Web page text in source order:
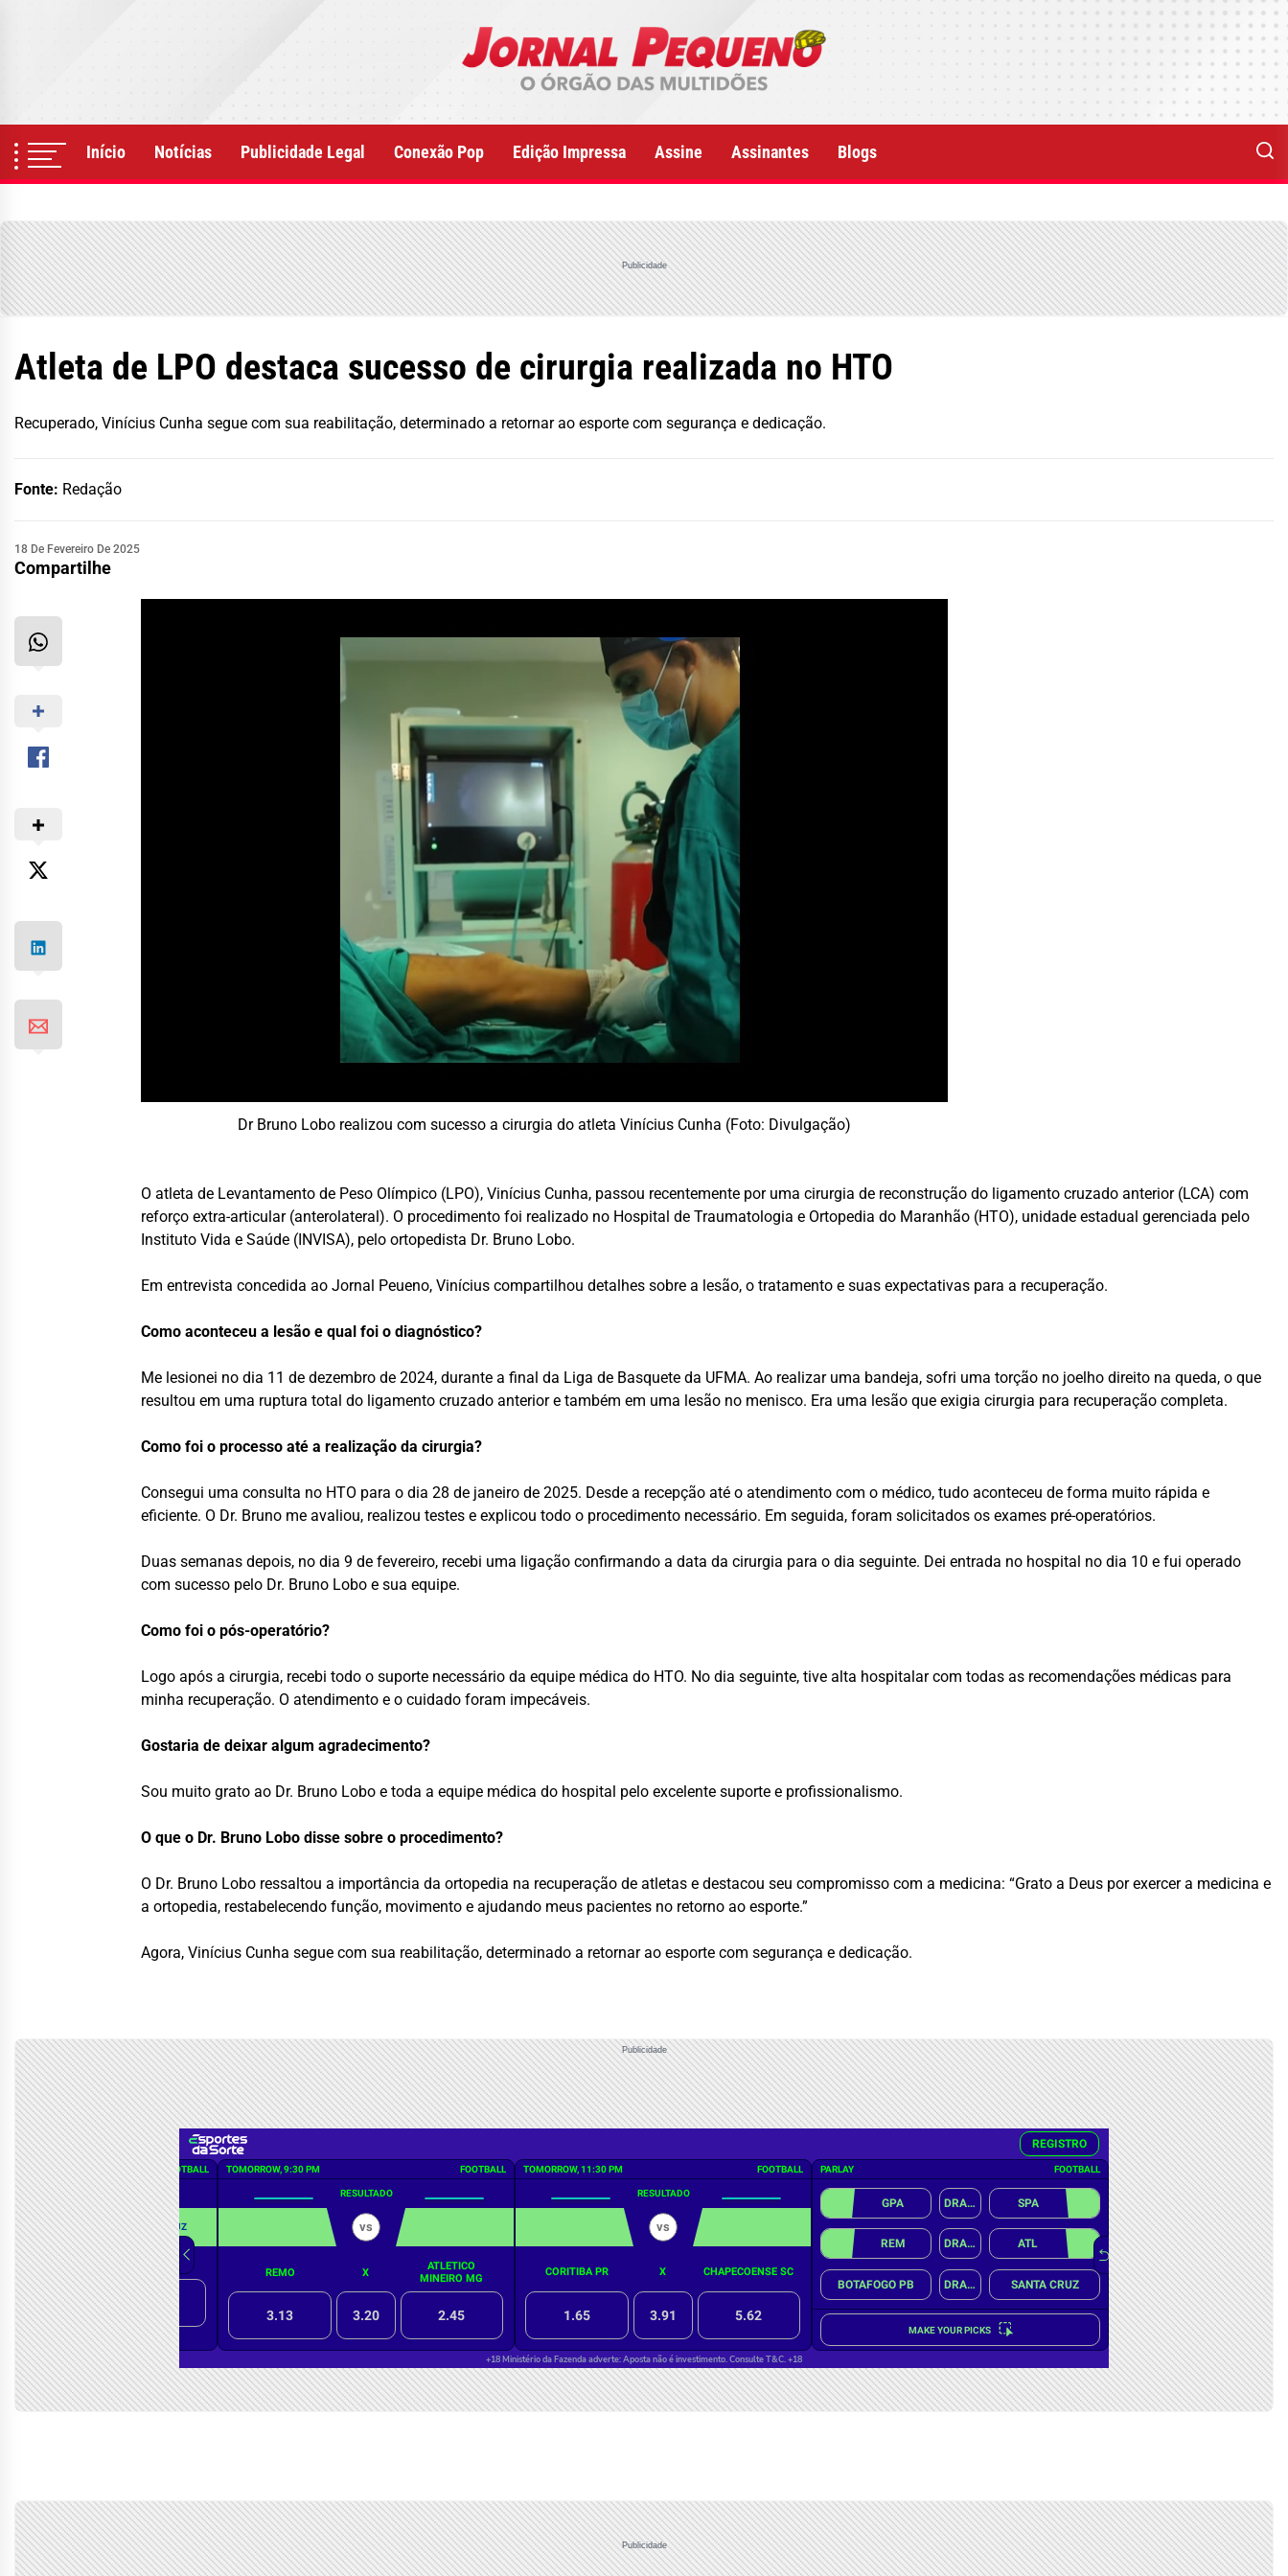
Início Notícias Publicidade Legal Conexão Pop Edição Impressa Assine Assinantes Blogs
Publicidade
Atleta de LPO destaca sucesso de cirurgia realizada no HTO
Recuperado, Vinícius Cunha segue com sua reabilitação, determinado a retornar ao esporte com segurança e dedicação.
Fonte: Redação
18 De Fevereiro De 2025
Compartilhe
Dr Bruno Lobo realizou com sucesso a cirurgia do atleta Vinícius Cunha (Foto: Divulgação)
O atleta de Levantamento de Peso Olímpico (LPO), Vinícius Cunha, passou recentemente por uma cirurgia de reconstrução do ligamento cruzado anterior (LCA) com
reforço extra-articular (anterolateral). O procedimento foi realizado no Hospital de Traumatologia e Ortopedia do Maranhão (HTO), unidade estadual gerenciada pelo
Instituto Vida e Saúde (INVISA), pelo ortopedista Dr. Bruno Lobo.
Em entrevista concedida ao Jornal Peueno, Vinícius compartilhou detalhes sobre a lesão, o tratamento e suas expectativas para a recuperação.
Como aconteceu a lesão e qual foi o diagnóstico?
Me lesionei no dia 11 de dezembro de 2024, durante a final da Liga de Basquete da UFMA. Ao realizar uma bandeja, sofri uma torção no joelho direito na queda, o que
resultou em uma ruptura total do ligamento cruzado anterior e também em uma lesão no menisco. Era uma lesão que exigia cirurgia para recuperação completa.
Como foi o processo até a realização da cirurgia?
Consegui uma consulta no HTO para o dia 28 de janeiro de 2025. Desde a recepção até o atendimento com o médico, tudo aconteceu de forma muito rápida e
eficiente. O Dr. Bruno me avaliou, realizou testes e explicou todo o procedimento necessário. Em seguida, foram solicitados os exames pré-operatórios.
Duas semanas depois, no dia 9 de fevereiro, recebi uma ligação confirmando a data da cirurgia para o dia seguinte. Dei entrada no hospital no dia 10 e fui operado
com sucesso pelo Dr. Bruno Lobo e sua equipe.
Como foi o pós-operatório?
Logo após a cirurgia, recebi todo o suporte necessário da equipe médica do HTO. No dia seguinte, tive alta hospitalar com todas as recomendações médicas para
minha recuperação. O atendimento e o cuidado foram impecáveis.
Gostaria de deixar algum agradecimento?
Sou muito grato ao Dr. Bruno Lobo e toda a equipe médica do hospital pelo excelente suporte e profissionalismo.
O que o Dr. Bruno Lobo disse sobre o procedimento?
O Dr. Bruno Lobo ressaltou a importância da ortopedia na recuperação de atletas e destacou seu compromisso com a medicina: “Grato a Deus por exercer a medicina e
a ortopedia, restabelecendo função, movimento e ajudando meus pacientes no retorno ao esporte.”
Agora, Vinícius Cunha segue com sua reabilitação, determinado a retornar ao esporte com segurança e dedicação.
Publicidade
Publicidade